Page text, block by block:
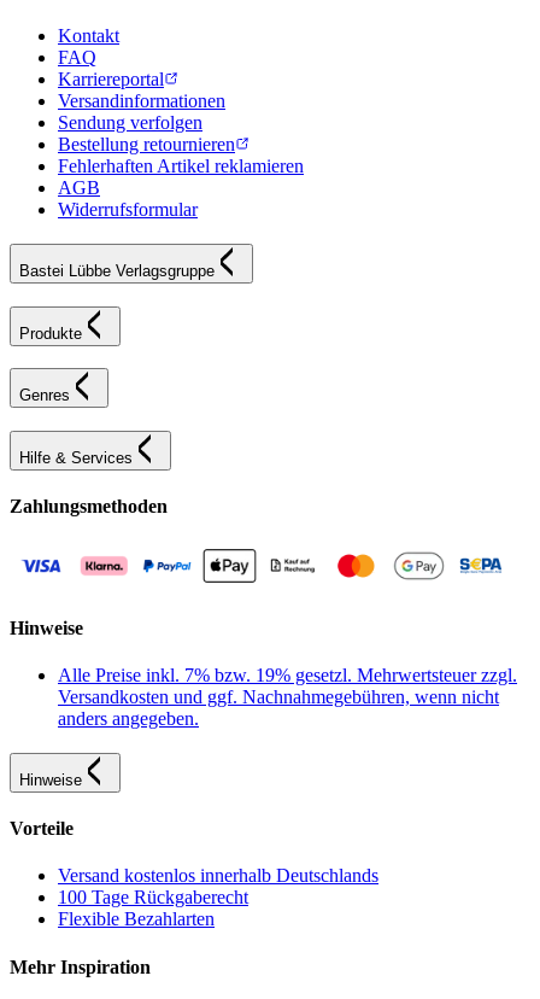
Kontakt
FAQ
Karriereportal
Versandinformationen
Sendung verfolgen
Bestellung retournieren
Fehlerhaften Artikel reklamieren
AGB
Widerrufsformular
Bastei Lübbe Verlagsgruppe
Produkte
Genres
Hilfe & Services
Zahlungsmethoden
Hinweise
Alle Preise inkl. 7% bzw. 19% gesetzl. Mehrwertsteuer zzgl.
Versandkosten und ggf. Nachnahmegebühren, wenn nicht
anders angegeben.
Hinweise
Vorteile
Versand kostenlos innerhalb Deutschlands
100 Tage Rückgaberecht
Flexible Bezahlarten
Mehr Inspiration